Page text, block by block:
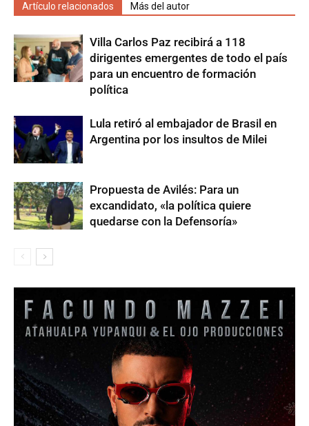
Artículo relacionados Más del autor
Villa Carlos Paz recibirá a 118
dirigentes emergentes de todo el país
para un encuentro de formación
política
Lula retiró al embajador de Brasil en
Argentina por los insultos de Milei
Propuesta de Avilés: Para un
excandidato, «la política quiere
quedarse con la Defensoría»